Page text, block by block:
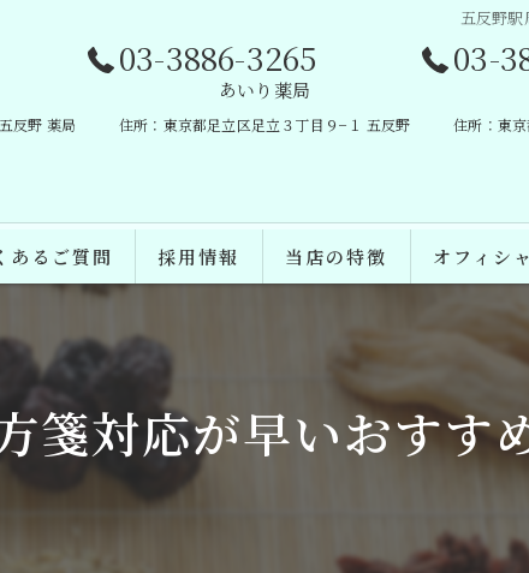
五反野
反野 薬局
03-3886-3265
あいり薬局
住所：東京都足立区足立３丁目９−１ 五反野
03-
住所：東
あるご質問 採用情報 当店の特徴
健康食品
漢方相談
オフィシ
箋対応が早いおすす